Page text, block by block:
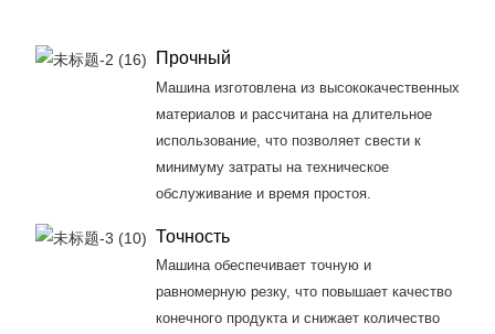
Прочный
Машина изготовлена ​​из высококачественных
материалов и рассчитана на длительное
использование, что позволяет свести к
минимуму затраты на техническое
обслуживание и время простоя.
Точность
Машина обеспечивает точную и
равномерную резку, что повышает качество
конечного продукта и снижает количество